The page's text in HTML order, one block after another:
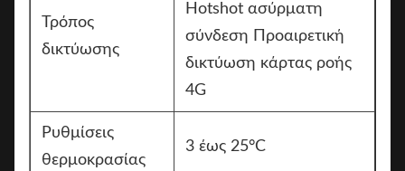
Τρόπος
δικτύωσης
Hotshot ασύρματη
σύνδεση Προαιρετική
δικτύωση κάρτας ροής
4G
Ρυθμίσεις
θερμοκρασίας
3 έως 25°C